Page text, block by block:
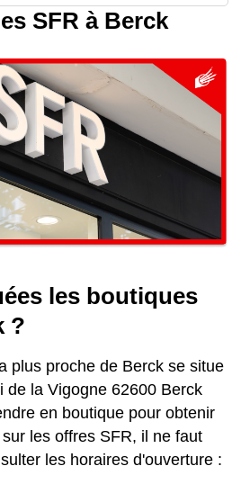
SFR à Berck
les boutiques
?
plus proche de Berck se situe
de la Vigogne 62600 Berck
en boutique pour obtenir
les offres SFR, il ne faut
les horaires d'ouverture :